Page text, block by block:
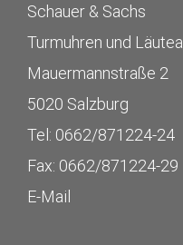
Schauer & Sachs
Turmuhren und
Mauermannstraße 2
5020 Salzburg
Tel: 0662/871224-24
Fax: 0662/871224-29
E-Mail